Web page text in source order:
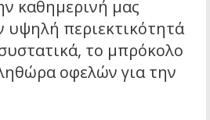
καθημερινή μας
υψηλή περιεκτικότητά
το μπρόκολο
οφελών για την